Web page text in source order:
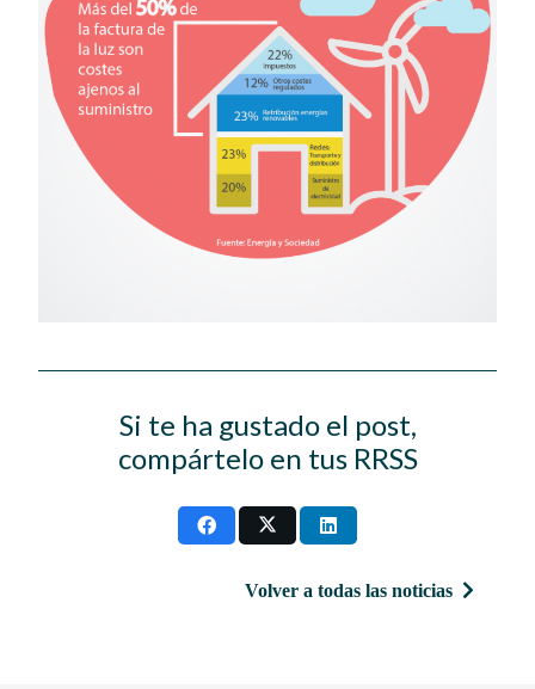
Si te ha gustado el post,
compártelo en tus RRSS
Volver a todas las noticias